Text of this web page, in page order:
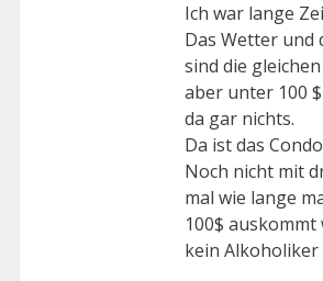
Ich war lange
Das Wetter und
sind die
aber unter 100
da gar nichts.
Da ist das
Noch nicht mit
mal wie lange
100$ auskommt
kein Alkoholiker